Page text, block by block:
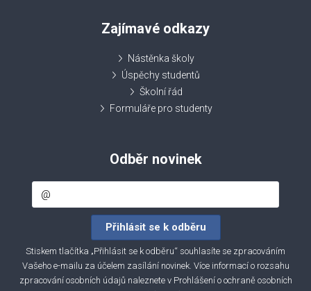
Zajímavé odkazy
Nástěnka školy
Úspěchy studentů
Školní řád
Formuláře pro studenty
Odběr novinek
Stiskem tlačítka „Přihlásit se k odběru“ souhlasíte se zpracováním
Vašeho e-mailu za účelem zasílání novinek. Více informací o rozsahu
zpracování osobních údajů naleznete v Prohlášení o ochraně osobních